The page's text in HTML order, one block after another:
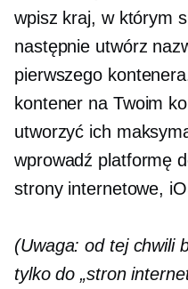
wpisz kraj, w którym
następnie utwórz
pierwszego
kontener na Twoim
utworzyć ich
wprowadź platformę
strony internetowe,
(Uwaga: od tej chwili
tylko do „stron